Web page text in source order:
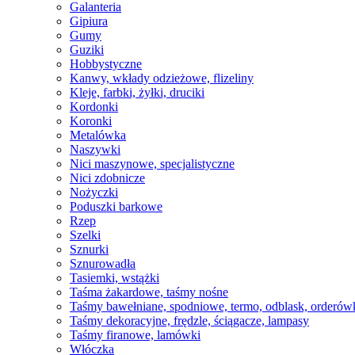
Galanteria
Gipiura
Gumy
Guziki
Hobbystyczne
Kanwy, wkłady odzieżowe, flizeliny
Kleje, farbki, żyłki, druciki
Kordonki
Koronki
Metalówka
Naszywki
Nici maszynowe, specjalistyczne
Nici zdobnicze
Nożyczki
Poduszki barkowe
Rzep
Szelki
Sznurki
Sznurowadła
Tasiemki, wstążki
Taśma żakardowe, taśmy nośne
Taśmy bawełniane, spodniowe, termo, odblask,
Taśmy dekoracyjne, frędzle, ściągacze, lampasy
Taśmy firanowe, lamówki
Włóczka